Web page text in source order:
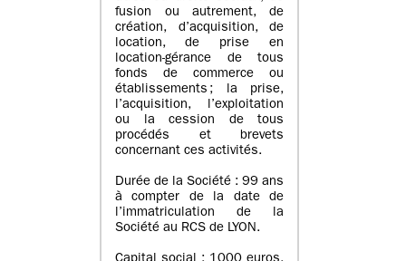
fusion ou autrement, de
création, d’acquisition, de
location, de prise en
location-gérance de tous
fonds de commerce ou
établissements ; la prise,
l’acquisition, l’exploitation
ou la cession de tous
procédés et brevets
concernant ces activités.
Durée de la Société : 99 ans
à compter de la date de
l’immatriculation de la
Société au RCS de LYON.